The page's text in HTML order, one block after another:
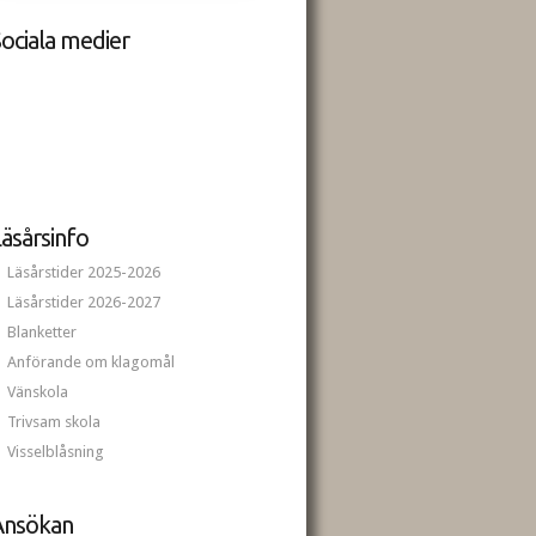
medier
Läsårstider 2025-2026
Läsårstider 2026-2027
Blanketter
Anförande om klagomål
Vänskola
Trivsam skola
Visselblåsning